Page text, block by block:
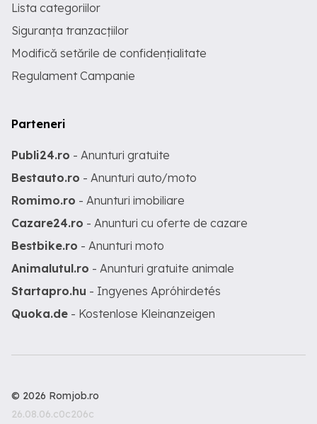
Lista categoriilor
Siguranța tranzacțiilor
Modifică setările de confidențialitate
Regulament Campanie
Parteneri
Publi24.ro - Anunturi gratuite
Bestauto.ro - Anunturi auto/moto
Romimo.ro - Anunturi imobiliare
Cazare24.ro - Anunturi cu oferte de cazare
Bestbike.ro - Anunturi moto
Animalutul.ro - Anunturi gratuite animale
Startapro.hu - Ingyenes Apróhirdetés
Quoka.de - Kostenlose Kleinanzeigen
© 2026 Romjob.ro
26.08.06.c0c206c